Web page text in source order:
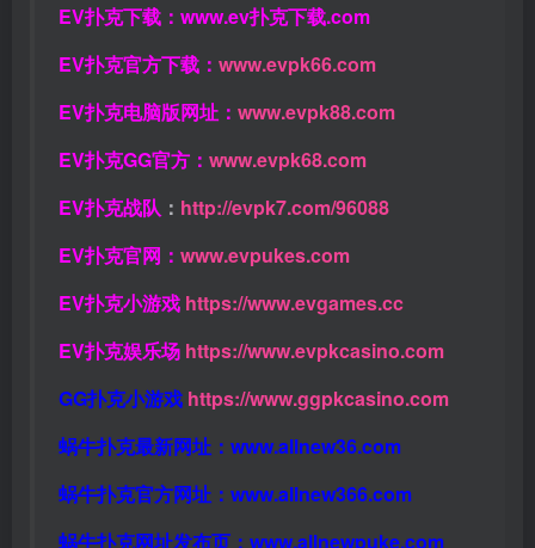
EV扑克下载： www.ev扑克下载.com
EV扑克官方下载： www.evpk66.com
EV扑克电脑版网址： www.evpk88.com
EV扑克GG官方： www.evpk68.com
EV扑克战队 ： http://evpk7.com/96088
EV扑克官网： www.evpukes.com
EV扑克小游戏 https://www.evgames.cc
EV扑克娱乐场 https://www.evpkcasino.com
GG扑克小游戏 https://www.ggpkcasino.com
蜗牛扑克最新网址： www.allnew36.com
蜗牛扑克官方网址： www.allnew366.com
蜗牛扑克网址发布页： www.allnewpuke.com